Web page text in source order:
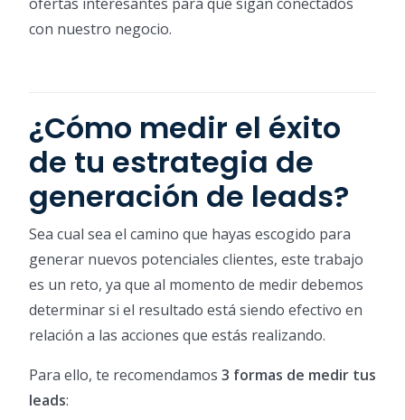
con nuestro negocio.
¿Cómo medir el éxito
de tu estrategia de
generación de leads?
Sea cual sea el camino que hayas escogido para
generar nuevos potenciales clientes, este trabajo
es un reto, ya que al momento de medir debemos
determinar si el resultado está siendo efectivo en
relación a las acciones que estás realizando.
Para ello, te recomendamos 3 formas de medir tus
leads: